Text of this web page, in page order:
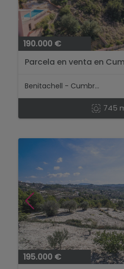
190.000 €
Parcela en venta en
Benitachell - Cumbre Del Sol
745
195.000 €